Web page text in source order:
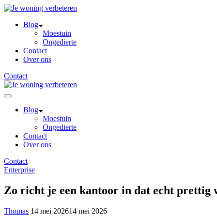
Skip
contentBlog
Moestuin
Ongedierte
Contact
Over ons
Contact
Blog
Moestuin
Ongedierte
Contact
Over ons
Contact
Enterprise
Zo richt je een kantoor in dat echt prettig
Thomas 14 mei 202614 mei 2026